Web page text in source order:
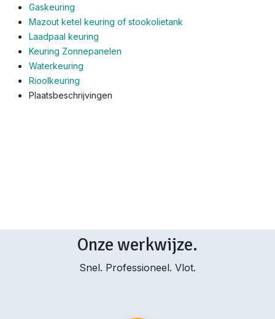
Gaskeuring
Mazout ketel keuring of stookolietank
Laadpaal keuring
Keuring Zonnepanelen
Waterkeuring
Rioolkeuring
Plaatsbeschrijvingen
Onze werkwijze.
Snel. Professioneel. Vlot.